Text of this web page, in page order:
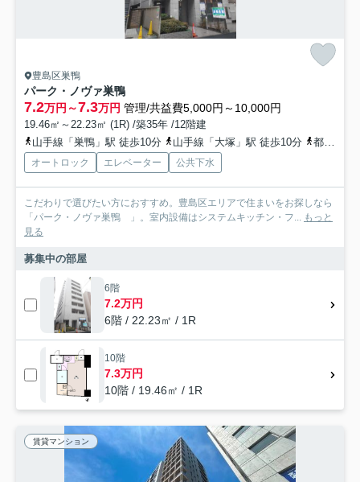
豊島区巣鴨
パーク・ノヴァ巣鴨
7.2万円～7.3万円 管理/共益費5,000円～10,000円
19.46㎡～22.23㎡ (1R) /築35年 /12階建
山手線「巣鴨」駅 徒歩10分
山手線「大塚」駅 徒歩10分 都営三田線「西巣鴨」駅 徒歩13分
オートロック エレベーター 公共下水
こだわりで選びたい方におすすめ。豊島区エリアで住まいをお探しなら
「パーク・ノヴァ巣鴨 」。室内設備はシステムキッチン・フ... もっと
見る
募集中の部屋
6階
7.2万円
6階 / 22.23㎡ / 1R
10階
7.3万円
10階 / 19.46㎡ / 1R
賃貸マンション